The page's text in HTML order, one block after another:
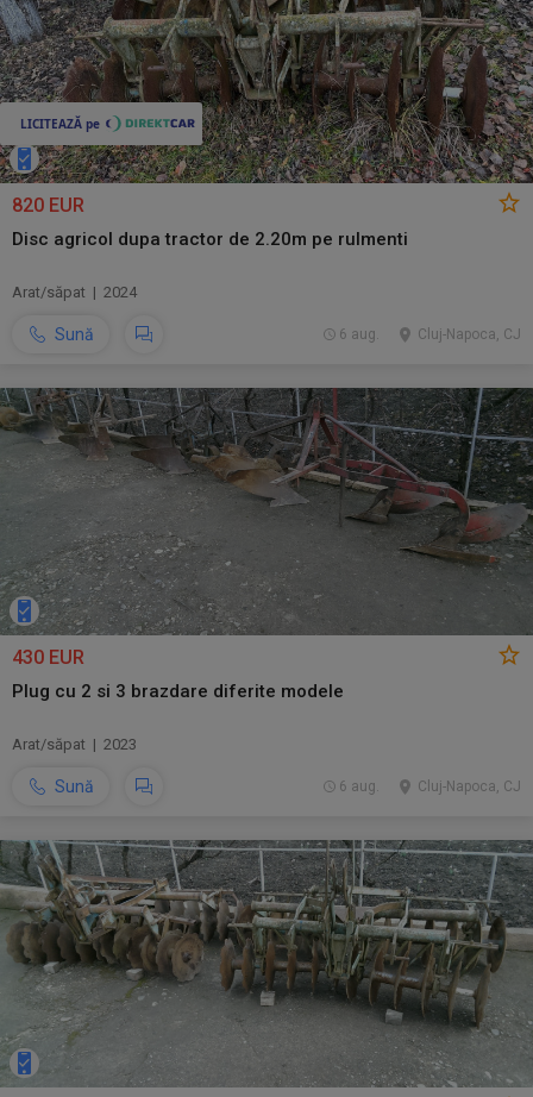
820 EUR
Disc agricol dupa tractor de 2.20m pe rulmenti
Arat/săpat | 2024
Sună Cluj-Napoca, CJ
6 aug.
430 EUR
Plug cu 2 si 3 brazdare diferite modele
Arat/săpat | 2023
Sună Cluj-Napoca, CJ
6 aug.